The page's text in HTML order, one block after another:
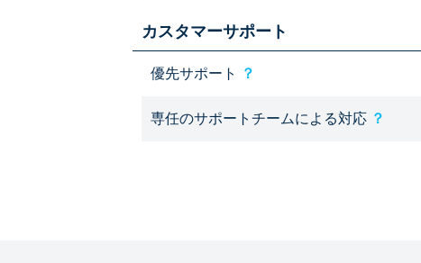
カスタマーサポート
優先サポート ？
専任のサポートチームによる対応 ？